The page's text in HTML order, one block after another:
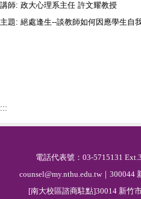
講師: 政大心理系主任 許文耀教授
主題: 絕處逢生--談教師如何因應學生自
:::
電話代表號：03-5715131
counsel@my.nthu.edu.tw｜
[南大校區諮商駐點]30014 新竹